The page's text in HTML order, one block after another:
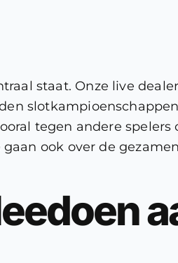
staat. Onze live
tegen andere spelers
ook over de